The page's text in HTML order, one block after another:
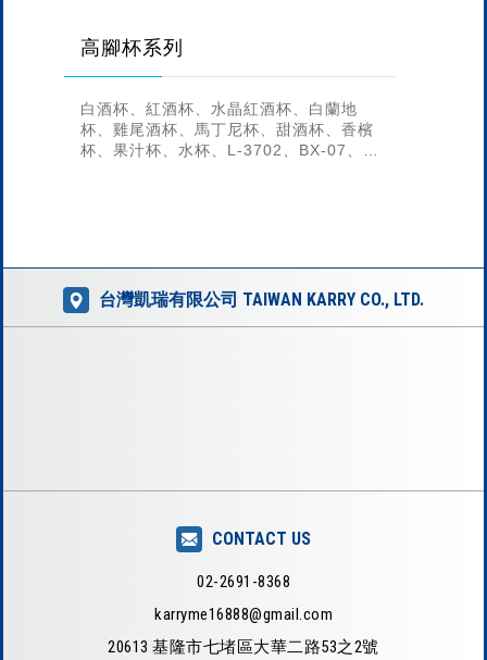
高腳杯系列
白酒杯、紅酒杯、水晶紅酒杯、白蘭地
杯、雞尾酒杯、馬丁尼杯、甜酒杯、香檳
杯、果汁杯、水杯、L-3702、BX-07、
台灣凱瑞有限公司 TAIWAN KARRY CO., LTD.
CONTACT US
02-2691-8368
karryme16888@gmail.com
20613 基隆市七堵區大華二路53之2號